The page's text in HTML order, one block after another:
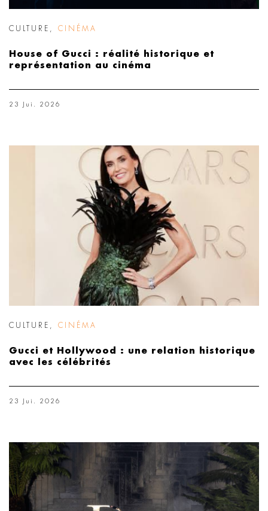
CULTURE CINÉMA
House of Gucci : réalité historique et
représentation au cinéma
23 Jui. 2026
CULTURE CINÉMA
Gucci et Hollywood : une relation historique
avec les célébrités
23 Jui. 2026